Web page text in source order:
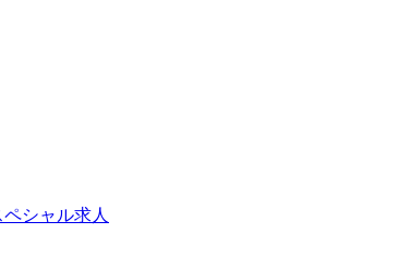
ペシャル求人